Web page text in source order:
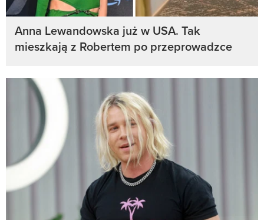
Anna Lewandowska już w USA. Tak
mieszkają z Robertem po przeprowadzce